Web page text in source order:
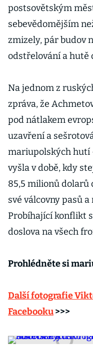
postsovětským
sebevědomějším
zmizely, pár budov
odstřelování a hutě
Na jednom z
zpráva, že
pod nátlakem
uzavření a
mariupolských hutí
vyšla v době, kdy
85,5 milionů dolarů
své válcovny pasů
Probíhající konflikt
doslova na všech
Prohlédněte si
Další fotografie
Facebooku>>>